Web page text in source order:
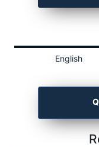
English